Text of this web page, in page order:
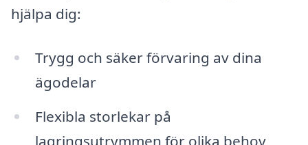
hjälpa dig:
Trygg och säker förvaring av dina
ägodelar
Flexibla storlekar på
lagringsutrymmen för olika behov